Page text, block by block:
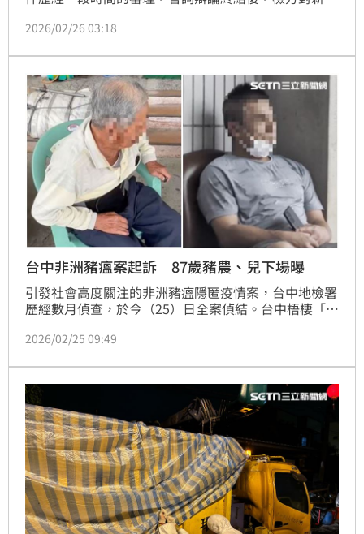
判。另一方面，台中去年發生豬瘟案，多名市府官員近
（26）民進黨就大酸，從台中市到新竹縣 藍色執政，
就是「無能保證」！
2026/02/26 03:18
台中非洲豬瘟案起訴 87歲豬農、兒下場曝
引發社會高度關注的非洲豬瘟隱匿疫情案，台中地檢署
歷經數月偵查，於今（25）日全案偵結。台中梧棲「洽
疫豬肉，遭檢方依違反《廢棄物清理法》、詐欺及偽造
審，台中地院傍晚召開接押庭，法官訊問後認為仍有繼
續羈押必要，裁定陳子續押。
2026/02/25 09:49